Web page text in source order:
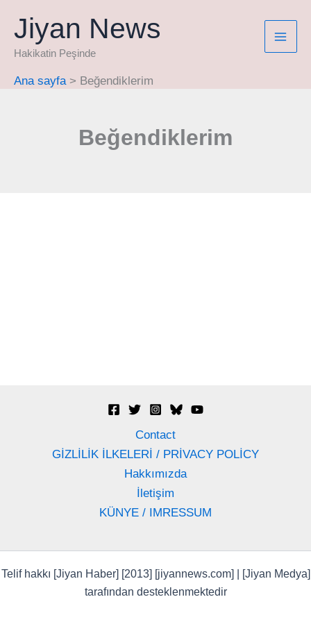
Jiyan News
Hakikatin Peşinde
Ana sayfa Beğendiklerim
Beğendiklerim
Contact
GİZLİLİK İLKELERİ / PRİVACY POLİCY
Hakkımızda
İletişim
KÜNYE / IMRESSUM
Telif hakkı [Jiyan Haber] [2013] [jiyannews.com] | [Jiyan Medya]
tarafından desteklenmektedir